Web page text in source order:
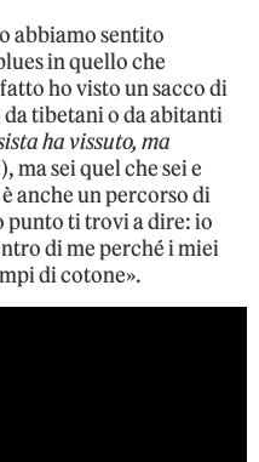
abbiamo sentito
in quello che
ho visto un sacco di
tibetani o da abitanti
ha vissuto, ma
), ma sei quel che sei e
anche un percorso di
punto ti trovi a dire: io
di me perché i miei
di cotone».